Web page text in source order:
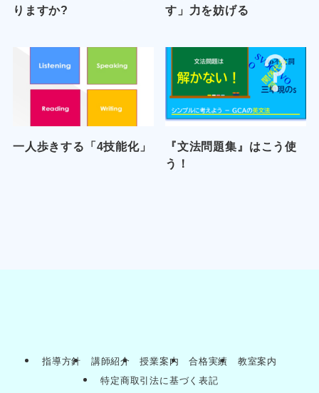
りますか?
す」力を妨げる
一人歩きする「4技能化」
『文法問題集』はこう使
う！
指導方針 講師紹介 授業案内 合格実績
教室案内
特定商取引法に基づく表記